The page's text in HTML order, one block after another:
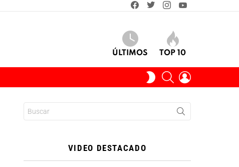
ÚLTIMOS TOP 10
SWITCH
SKIN
BUSCAR
VIDEO DESTACADO